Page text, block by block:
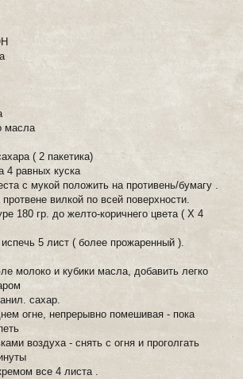
масла
( 2 пакетика)
4 равных куска
с мукой положить на противень/бумагу .
протвене вилкой по всей поверхности.
180 гр. до желто-коричнего цвета ( X 4
испечь 5 лист ( более прожаренный ).
молоко и кубики масла, добавить легко
сахар.
огне, непрерывно помешивая - пока
воздуха - снять с огня и проголгать
все 4 листа .